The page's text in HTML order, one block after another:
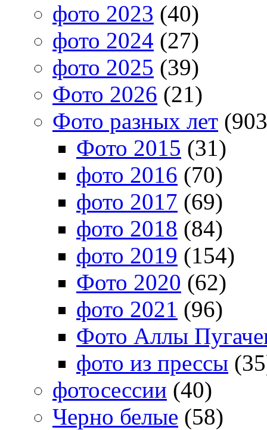
фото 2023 (40)
фото 2024 (27)
фото 2025 (39)
Фото 2026 (21)
Фото разных лет
Фото 2015 (31)
фото 2016 (70)
фото 2017 (69)
фото 2018 (84)
фото 2019 (154)
Фото 2020 (62)
фото 2021 (96)
Фото Аллы
фото из прессы
фотосессии (40)
Черно белые (58)